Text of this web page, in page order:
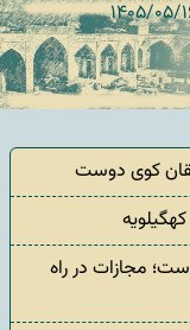
کوی دوست
مجازات در راه